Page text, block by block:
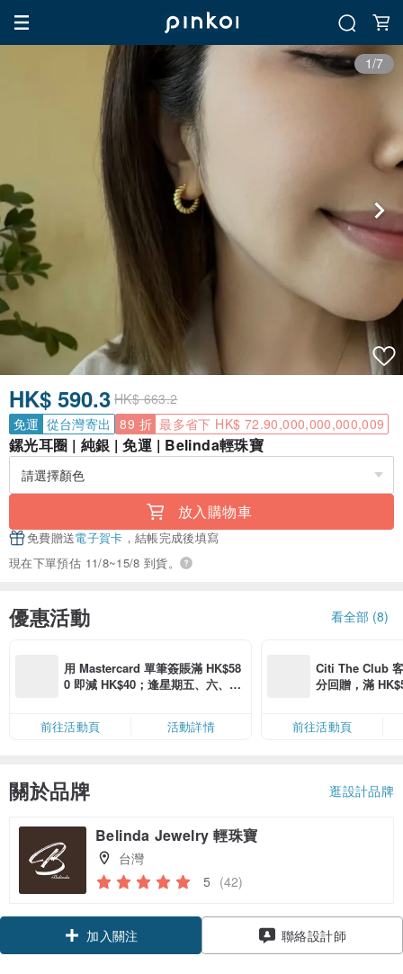
1/7
HK$ 590.3 HK$ 663.2
免運 從台灣寄出 89 折 最多省下 HK$ 72.90,000,000,000,009
鏍光耳圈 | 純銀 | 免運 | Belinda輕珠寶
放入購物車
免費贈送電子賀卡 ，結帳完成後填寫
現在下單預估 11/8~15/8 到貨。
優惠活動 看全部 (8)
用 Mastercard 單筆簽賬滿 HK$58
0 即減 HK$40；逢星期五、六、日
卡」結帳）
前往活動頁 活動詳情
Citi The Club
分回贈，滿
前往活動頁
關於品牌 逛設計品牌
Belinda Jewelry 輕珠寶
台灣
5 (42)
領優惠券
加入關注 聯絡設計師